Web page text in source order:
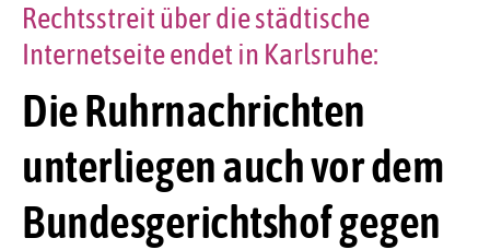
Die Ruhrnachrichten
unterliegen auch vor dem
Bundesgerichtshof gegen
Rechtsstreit über die städtische
Internetseite endet in Karlsruhe: